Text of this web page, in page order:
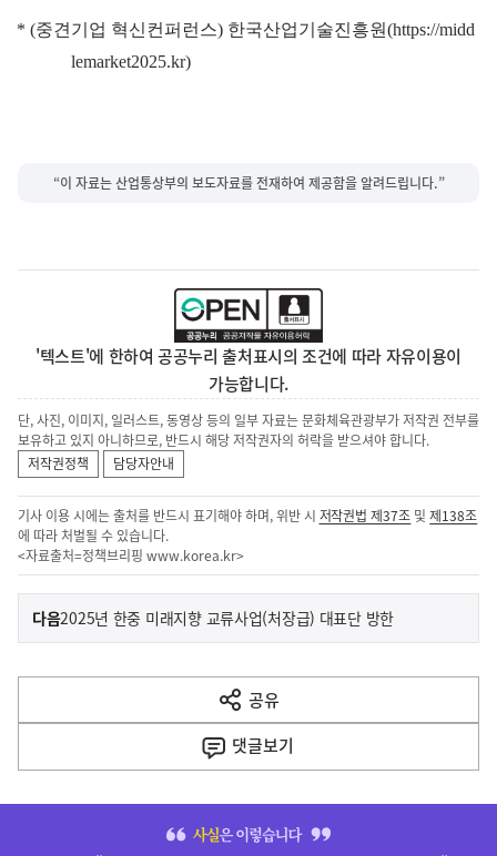
* (중견기업 혁신컨퍼런스) 한국산업기술진흥원(https://midd
lemarket2025.kr)
“이 자료는 산업통상부의 보도자료를 전재하여 제공함을 알려드립니다.”
'텍스트'에 한하여 공공누리 출처표시의 조건에 따라 자유이용이
가능합니다.
단, 사진, 이미지, 일러스트, 동영상 등의 일부 자료는 문화체육관광부가 저작권 전부를
보유하고 있지 아니하므로, 반드시 해당 저작권자의 허락을 받으셔야 합니다.
저작권정책
담당자안내
기사 이용 시에는 출처를 반드시 표기해야 하며, 위반 시 저작권법 제37조 및제138조
에 따라 처벌될 수 있습니다.
<자료출처=정책브리핑 www.korea.kr>
이
전
다
음
다음기
사
2025년 한중 미래지향 교류사업(처장급) 대표단 방한
공유
열
기
댓글보기